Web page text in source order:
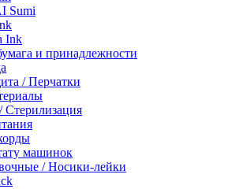
Sumi
Ink
и принадлежности
/ Перчатки
Стерилизация
машинок
/ Носики-лейки